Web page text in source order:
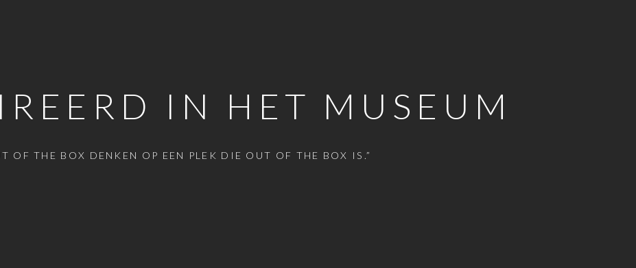
IN HET MUSEUM
OF THE BOX DENKEN OP EEN PLEK DIE OUT OF THE BOX IS.”